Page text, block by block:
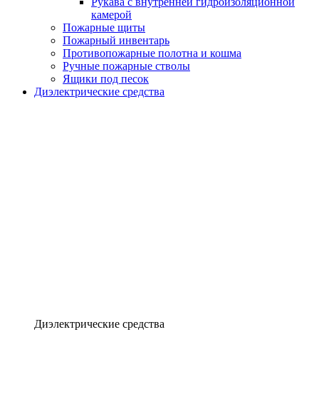
камерой
Пожарные щиты
Пожарный инвентарь
Противопожарные полотна и кошма
Ручные пожарные стволы
Ящики под песок
Диэлектрические средства
Диэлектрические средства